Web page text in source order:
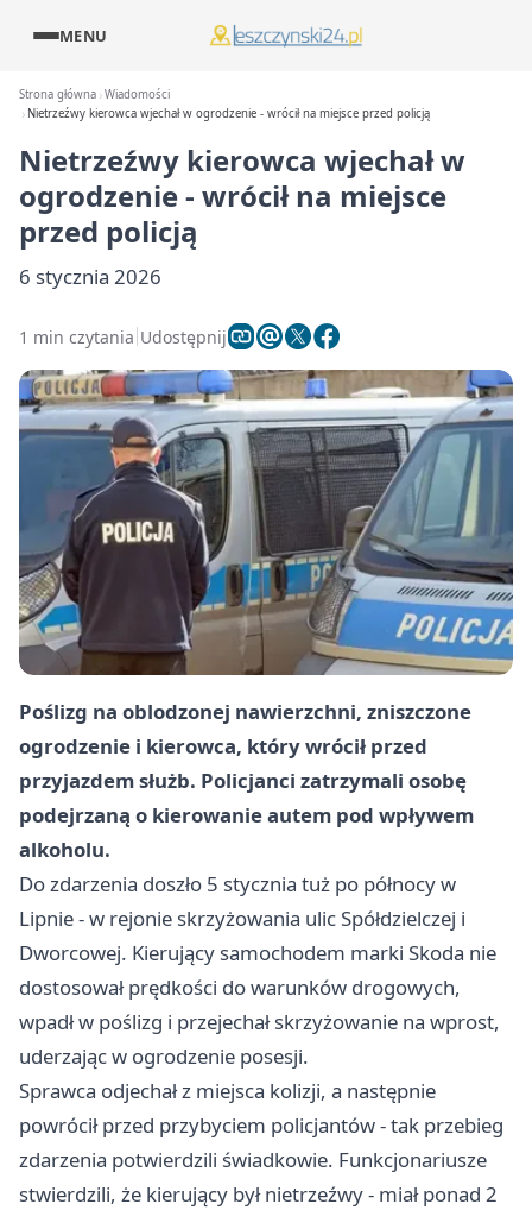
MENU
Strona główna Wiadomości
Nietrzeźwy kierowca wjechał w ogrodzenie - wrócił na miejsce przed policją
Nietrzeźwy kierowca wjechał w
ogrodzenie - wrócił na miejsce
przed policją
6 stycznia 2026
1 min czytania Udostępnij
Poślizg na oblodzonej nawierzchni, zniszczone
ogrodzenie i kierowca, który wrócił przed
przyjazdem służb. Policjanci zatrzymali osobę
podejrzaną o kierowanie autem pod wpływem
alkoholu.
Do zdarzenia doszło 5 stycznia tuż po północy w
Lipnie - w rejonie skrzyżowania ulic Spółdzielczej i
Dworcowej. Kierujący samochodem marki Skoda nie
dostosował prędkości do warunków drogowych,
wpadł w poślizg i przejechał skrzyżowanie na wprost,
uderzając w ogrodzenie posesji.
Sprawca odjechał z miejsca kolizji, a następnie
powrócił przed przybyciem policjantów - tak przebieg
zdarzenia potwierdzili świadkowie. Funkcjonariusze
stwierdzili, że kierujący był nietrzeźwy - miał ponad 2